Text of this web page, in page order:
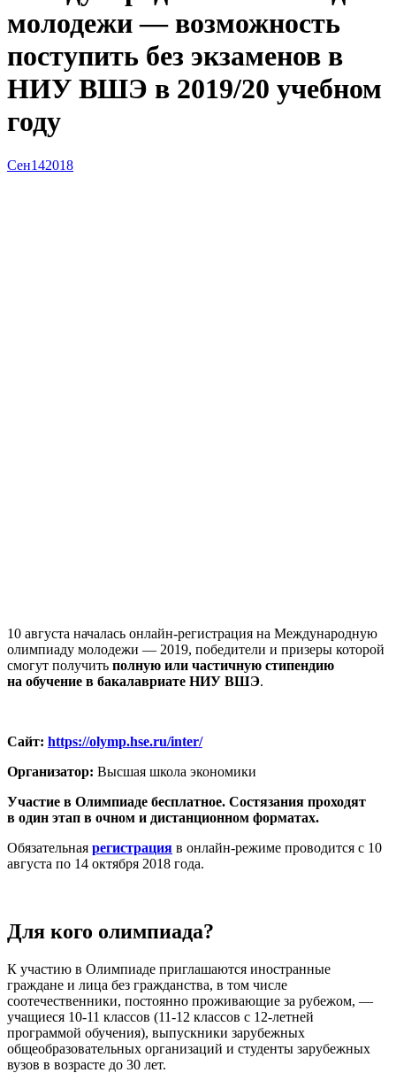
молодежи — возможность
поступить без экзаменов в
НИУ ВШЭ в 2019/20 учебном
году
Сен142018
10 августа началась онлайн-регистрация на Международную
олимпиаду молодежи — 2019, победители и призеры которой
смогут получить полную или частичную стипендию
на обучение в бакалавриате НИУ ВШЭ.
Сайт: https://olymp.hse.ru/inter/
Организатор: Высшая школа экономики
Участие в Олимпиаде бесплатное. Состязания проходят
в один этап в очном и дистанционном форматах.
Обязательная регистрация в онлайн-режиме проводится с 10
августа по 14 октября 2018 года.
Для кого олимпиада?
К участию в Олимпиаде приглашаются иностранные
граждане и лица без гражданства, в том числе
соотечественники, постоянно проживающие за рубежом, —
учащиеся 10-11 классов (11-12 классов с 12-летней
программой обучения), выпускники зарубежных
общеобразовательных организаций и студенты зарубежных
вузов в возрасте до 30 лет.